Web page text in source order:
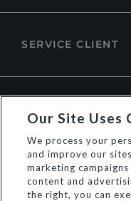
SERVICE CLIENT
Our Site Uses
We process your
and improve our
marketing
content and
the right, you can